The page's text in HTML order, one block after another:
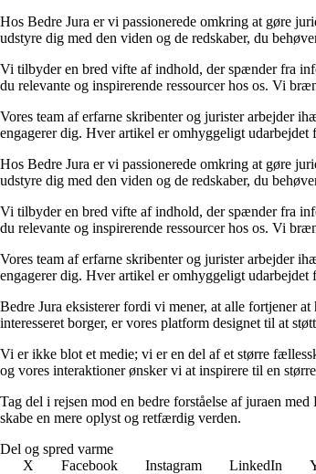
Hos Bedre Jura er vi passionerede omkring at gøre
udstyre dig med den viden og de redskaber, du
Vi tilbyder en bred vifte af indhold, der spænder fra
du relevante og inspirerende ressourcer hos os. Vi
Vores team af erfarne skribenter og jurister arbejder
engagerer dig. Hver artikel er omhyggeligt
Hos Bedre Jura er vi passionerede omkring at gøre
udstyre dig med den viden og de redskaber, du
Vi tilbyder en bred vifte af indhold, der spænder fra
du relevante og inspirerende ressourcer hos os. Vi
Vores team af erfarne skribenter og jurister arbejder
engagerer dig. Hver artikel er omhyggeligt
Bedre Jura eksisterer fordi vi mener, at alle fortjener
interesseret borger, er vores platform designet til at
Vi er ikke blot et medie; vi er en del af et større
og vores interaktioner ønsker vi at inspirere til en
Tag del i rejsen mod en bedre forståelse af juraen
skabe en mere oplyst og retfærdig verden.
Del og spred varme
X
Facebook Instagram LinkedIn